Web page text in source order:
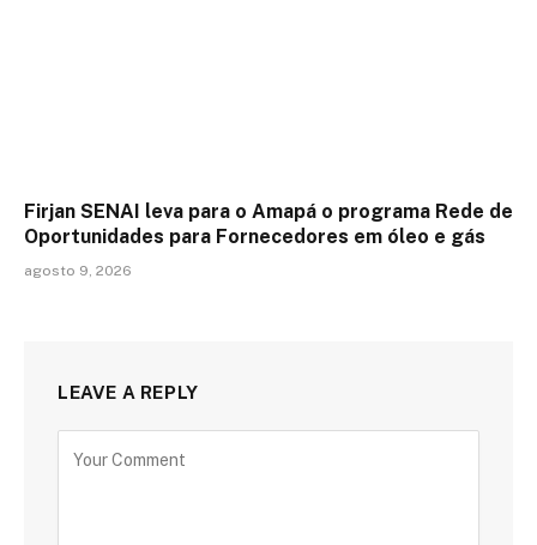
Firjan SENAI leva para o Amapá o programa Rede de
Oportunidades para Fornecedores em óleo e gás
agosto 9, 2026
LEAVE A REPLY